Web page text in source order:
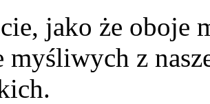
jako że oboje
myśliwych z